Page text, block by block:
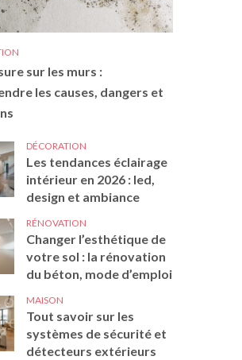
sur les murs :
les causes, dangers et
DÉCORATION
Les tendances éclairage
intérieur en 2026 : led,
design et ambiance
RÉNOVATION
Changer l’esthétique de
votre sol : la rénovation
du béton, mode d’emploi
MAISON
Tout savoir sur les
systèmes de sécurité et
détecteurs extérieurs